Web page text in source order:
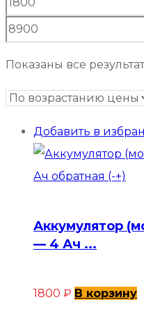
цена
Показаны все
Добавить в
Аккумулятор
— 4 Ач ...
1800 ₽ В корзину